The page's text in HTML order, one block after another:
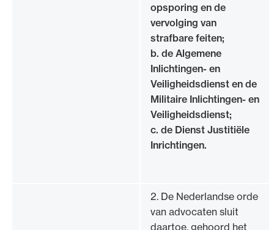
opsporing en de
vervolging van
strafbare feiten;
b. de Algemene
Inlichtingen- en
Veiligheidsdienst en de
Militaire Inlichtingen- en
Veiligheidsdienst;
c. de Dienst Justitiële
Inrichtingen.
2. De Nederlandse orde
van advocaten sluit
daartoe, gehoord het